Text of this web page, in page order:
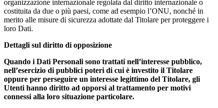
organizzazione internazionale regolata dal diritto internazionale o
costituita da due o più paesi, come ad esempio l’ONU, nonché in
merito alle misure di sicurezza adottate dal Titolare per proteggere i
loro Dati.
Dettagli sul diritto di opposizione
Quando i Dati Personali sono trattati nell’interesse pubblico,
nell’esercizio di pubblici poteri di cui è investito il Titolare
oppure per perseguire un interesse legittimo del Titolare, gli
Utenti hanno diritto ad opporsi al trattamento per motivi
connessi alla loro situazione particolare.